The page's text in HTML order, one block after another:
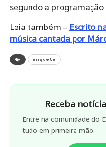
segundo a programação
Leia também – Escrito
música cantada por
enquete
Receba
Entre na comunidade do
tudo em primeira mão.